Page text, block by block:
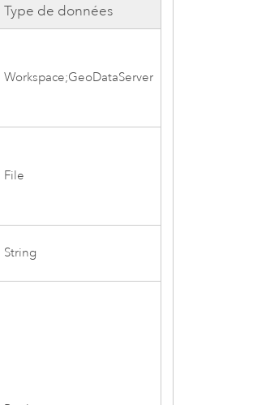
Type de données
Workspace;GeoDataServer
File
String